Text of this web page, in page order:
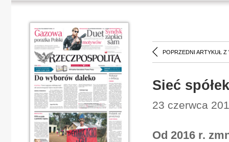
POPRZEDNI ARTYKUŁ Z
Sieć
23 czerwca
Od 2016 r.